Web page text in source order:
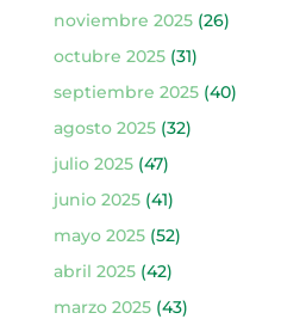
noviembre 2025(26)
octubre 2025(31)
septiembre 2025(40)
agosto 2025(32)
julio 2025(47)
junio 2025(41)
mayo 2025(52)
abril 2025(42)
marzo 2025(43)